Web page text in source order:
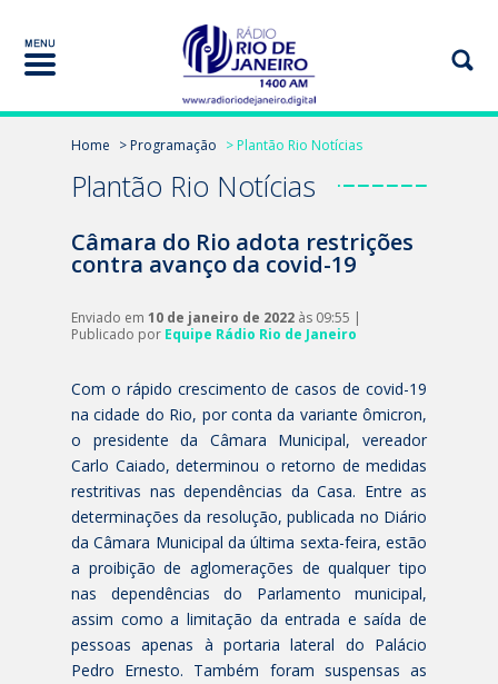
Home > Programação > Plantão Rio Notícias
Plantão Rio Notícias
Câmara do Rio adota restrições
contra avanço da covid-19
Enviado em 10 de janeiro de 2022 às 09:55 |
Publicado por Equipe Rádio Rio de Janeiro
Com o rápido crescimento de casos de covid-19
na cidade do Rio, por conta da variante ômicron,
o presidente da Câmara Municipal, vereador
Carlo Caiado, determinou o retorno de medidas
restritivas nas dependências da Casa. Entre as
determinações da resolução, publicada no Diário
da Câmara Municipal da última sexta-feira, estão
a proibição de aglomerações de qualquer tipo
nas dependências do Parlamento municipal,
assim como a limitação da entrada e saída de
pessoas apenas à portaria lateral do Palácio
Pedro Ernesto. Também foram suspensas as